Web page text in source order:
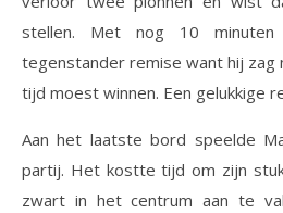
stellen. Met nog 10
tegenstander remise want hij zag
tijd moest winnen. Een gelukkige
Aan het laatste bord speelde
partij. Het kostte tijd om zijn
zwart in het centrum aan te